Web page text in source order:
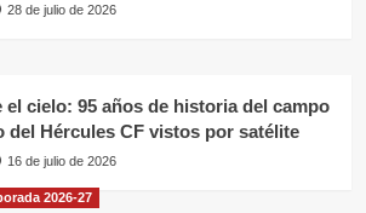
28 de julio de 2026
el cielo: 95 años de historia del campo
del Hércules CF vistos por satélite
16 de julio de 2026
2026-27